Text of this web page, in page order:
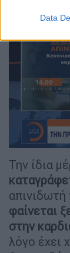
Data
Την ίδια
φαίνεται
στην
λόγο έχει